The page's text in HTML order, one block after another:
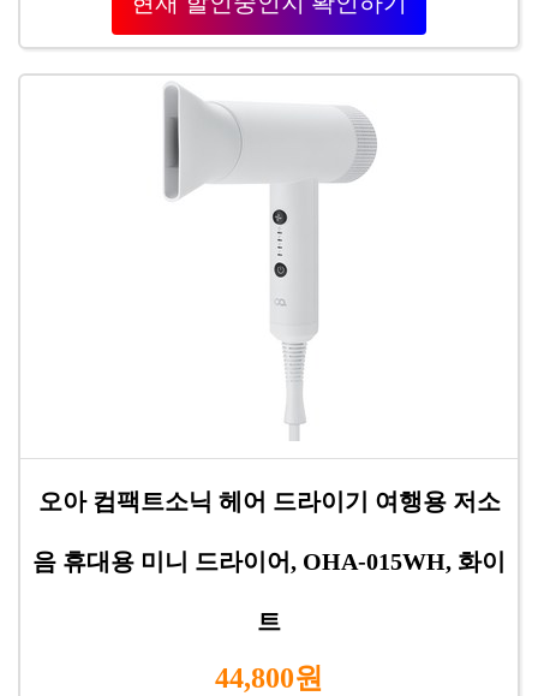
오아 컴팩트소닉 헤어 드라이기 여행용 저소
음 휴대용 미니 드라이어, OHA-015WH, 화이
트
44,800원